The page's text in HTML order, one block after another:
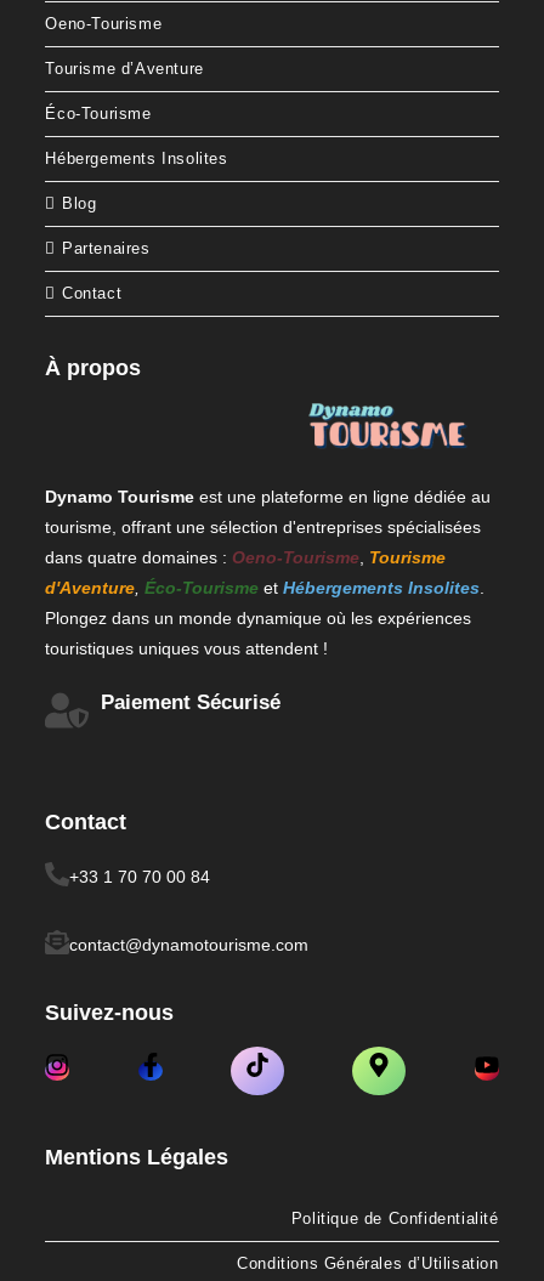
Oeno-Tourisme
Tourisme d’Aventure
Éco-Tourisme
Hébergements Insolites
Blog
Partenaires
Contact
À propos
Dynamo Tourisme est une plateforme en ligne dédiée au
tourisme, offrant une sélection d'entreprises spécialisées
dans quatre domaines : Oeno-Tourisme Tourisme
d'Aventure ,Éco-Tourisme etHébergements Insolites
Plongez dans un monde dynamique où les expériences
touristiques uniques vous attendent !
Paiement Sécurisé
Contact
+33 1 70 70 00 84
contact@dynamotourisme.com
Suivez-nous
Mentions Légales
Politique de Confidentialité
Conditions Générales d’Utilisation